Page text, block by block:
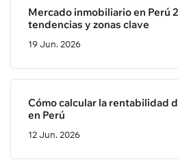
Mercado inmobiliario en Perú
tendencias y zonas clave
19 Jun. 2026
Cómo calcular la rentabilidad
en Perú
12 Jun. 2026